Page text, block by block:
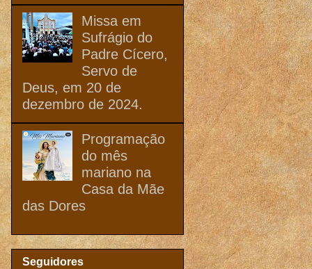
Missa em
Sufrágio do
Padre Cícero,
Servo de
Deus, em 20 de
dezembro de 2024.
Programação
do mês
mariano na
Casa da Mãe
das Dores
Seguidores